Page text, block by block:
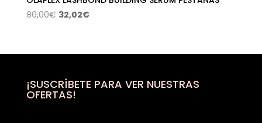
80,00€ El
era:
32,02€El
es:
¡SUSCRÍBETE PARA VER NUESTRAS
OFERTAS!